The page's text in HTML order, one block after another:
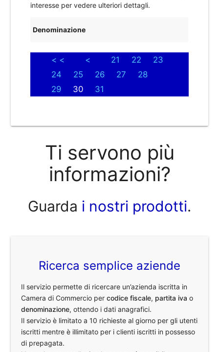
interesse per vedere ulteriori dettagli.
Denominazione
< < < 21 22
23
24
25 26 27
28
29
30 31
Ti servono più
informazioni?
Guarda i nostri prodotti.
Ricerca semplice aziende
Il servizio permette di ricercare un’azienda iscritta in
Camera di Commercio percodice fiscale, partita iva o
denominazione, ottendo i dati anagrafici.
Il servizio è limitato a 10 richieste al giorno per gli utenti
iscritti mentre è illimitato per i clienti iscritti in possesso
di prepagata.